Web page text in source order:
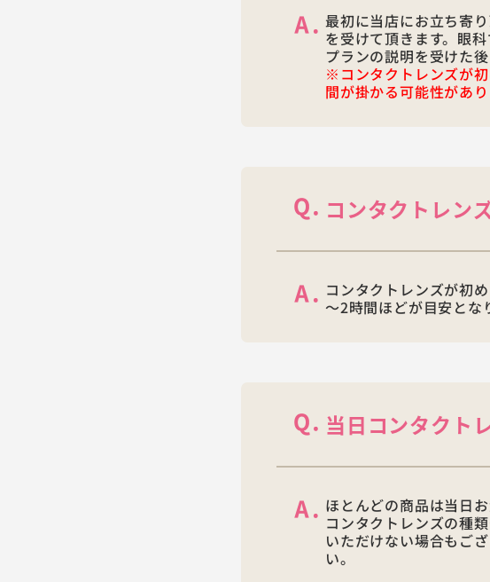
最初に当店にお立ち寄
を受けて頂きます。眼
プランの説明を受けた
※コンタクトレンズが
間が掛かる可能性があ
コンタクトレン
コンタクトレンズが初
～2時間ほどが目安とな
当日コンタクト
ほとんどの商品は当日お
コンタクトレンズの種
いただけない場合もご
い。